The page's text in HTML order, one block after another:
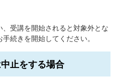
受講を開始されると対象外とな
続きを開始してください。
止をする場合